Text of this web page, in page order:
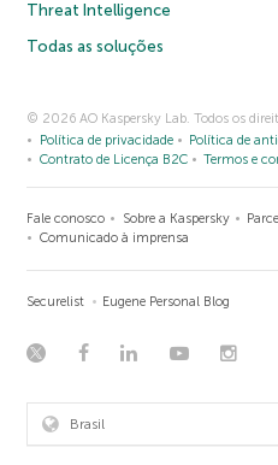
Threat Intelligence
Todas as soluções
© 2026 AO Kaspersky Lab. Todos os
Política de privacidade
Política de
Contrato de Licença B2C
Termos e
Fale conosco Sobre a Kaspersky
Comunicado à imprensa
Securelist Eugene Personal Blog
Brasil